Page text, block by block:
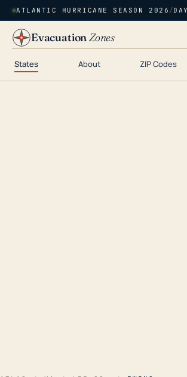
ATLANTIC HURRICANE SEASON 2026 /
EvacuationZones
States About ZIP Codes